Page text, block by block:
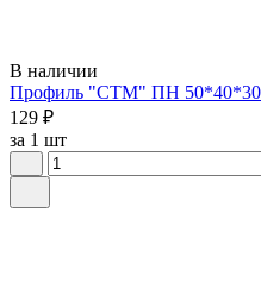
В наличии
Профиль "СТМ" ПН
129 ₽
за 1 шт